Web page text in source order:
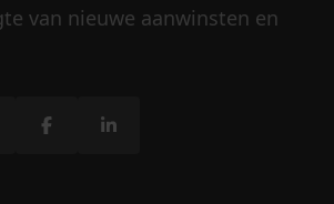
van nieuwe aanwinsten en